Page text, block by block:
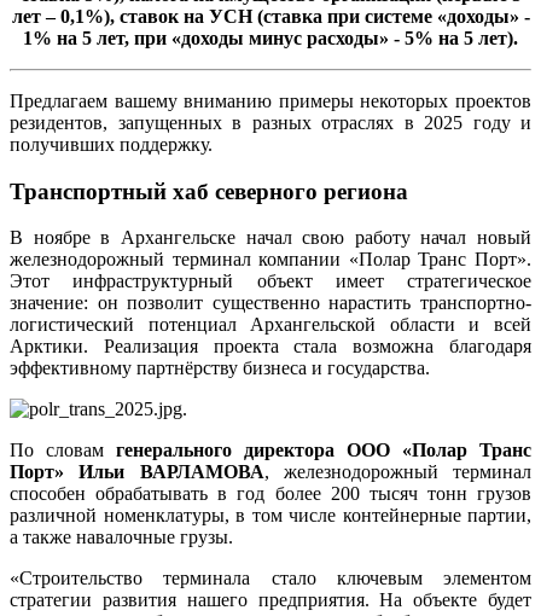
лет – 0,1%), ставок на УСН (ставка при системе «доходы» -
1% на 5 лет, при «доходы минус расходы» - 5% на 5 лет).
Предлагаем вашему вниманию примеры некоторых проектов
резидентов, запущенных в разных отраслях в 2025 году и
получивших поддержку.
Транспортный хаб северного региона
В ноябре в Архангельске начал свою работу начал новый
железнодорожный терминал компании «Полар Транс Порт».
Этот инфраструктурный объект имеет стратегическое
значение: он позволит существенно нарастить транспортно-
логистический потенциал Архангельской области и всей
Арктики. Реализация проекта стала возможна благодаря
эффективному партнёрству бизнеса и государства.
.
По словам генерального директора ООО «Полар Транс
Порт» Ильи ВАРЛАМОВА, железнодорожный терминал
способен обрабатывать в год более 200 тысяч тонн грузов
различной номенклатуры, в том числе контейнерные партии,
а также навалочные грузы.
«Строительство терминала стало ключевым элементом
стратегии развития нашего предприятия. На объекте будет